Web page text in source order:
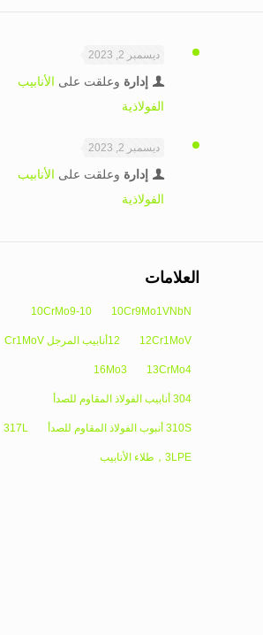
ديسمبر 2, 2023
إدارة وعلقت على الأنابيب
الفولاذية
ديسمبر 2, 2023
إدارة وعلقت على الأنابيب
الفولاذية
العلامات
10Cr9Mo1VNbN
10CrMo9-10
12Cr1MoV 12أنابيب المرجل Cr1MoV
13CrMo4
16Mo3
304 أنابيب الفولاذ المقاوم للصدأ
310S أنبوب الفولاذ المقاوم للصدأ 317L
3LPE，طلاء الأنابيب